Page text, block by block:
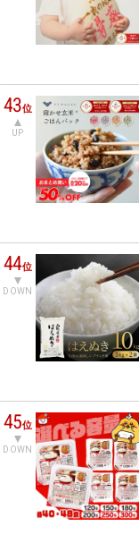
43位
UP
44位
DOWN
45位
DOWN